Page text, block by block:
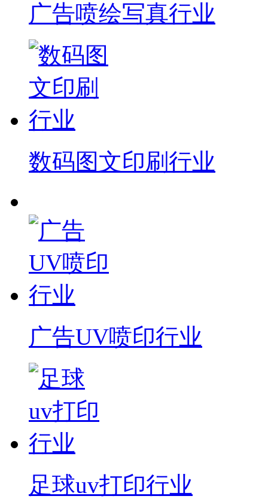
广告喷绘写真行业
数码图文印刷行业
广告UV喷印行业
足球uv打印行业